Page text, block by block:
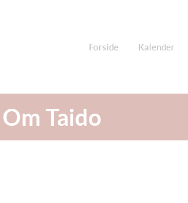
Forside Kalender
Om Taido